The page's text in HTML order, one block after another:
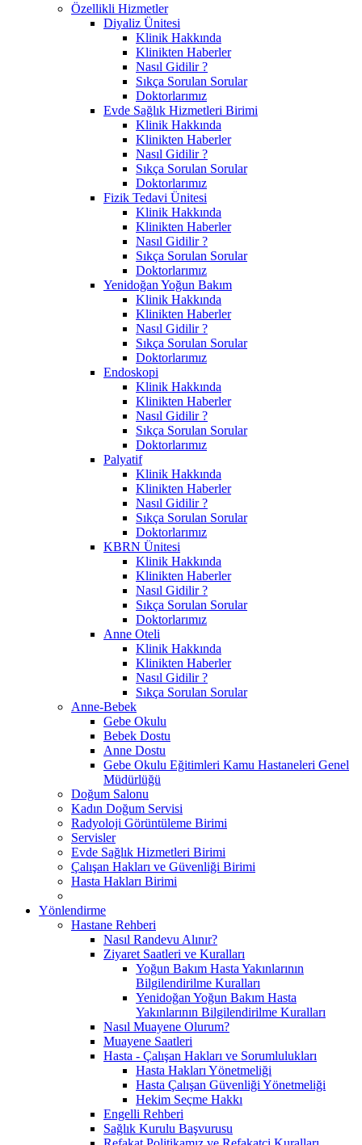
Özellikli Hizmetler
Diyaliz Ünitesi
Klinik Hakkında
Klinikten Haberler
Nasıl Gidilir ?
Sıkça Sorulan Sorular
Doktorlarımız
Evde Sağlık Hizmetleri Birimi
Klinik Hakkında
Klinikten Haberler
Nasıl Gidilir ?
Sıkça Sorulan Sorular
Doktorlarımız
Fizik Tedavi Ünitesi
Klinik Hakkında
Klinikten Haberler
Nasıl Gidilir ?
Sıkça Sorulan Sorular
Doktorlarımız
Yenidoğan Yoğun Bakım
Klinik Hakkında
Klinikten Haberler
Nasıl Gidilir ?
Sıkça Sorulan Sorular
Doktorlarımız
Endoskopi
Klinik Hakkında
Klinikten Haberler
Nasıl Gidilir ?
Sıkça Sorulan Sorular
Doktorlarımız
Palyatif
Klinik Hakkında
Klinikten Haberler
Nasıl Gidilir ?
Sıkça Sorulan Sorular
Doktorlarımız
KBRN Ünitesi
Klinik Hakkında
Klinikten Haberler
Nasıl Gidilir ?
Sıkça Sorulan Sorular
Doktorlarımız
Anne Oteli
Klinik Hakkında
Klinikten Haberler
Nasıl Gidilir ?
Sıkça Sorulan Sorular
Anne-Bebek
Gebe Okulu
Bebek Dostu
Anne Dostu
Gebe Okulu Eğitimleri Kamu Hastaneleri Genel
Müdürlüğü
Doğum Salonu
Kadın Doğum Servisi
Radyoloji Görüntüleme Birimi
Servisler
Evde Sağlık Hizmetleri Birimi
Çalışan Hakları ve Güvenliği Birimi
Hasta Hakları Birimi
Yönlendirme
Hastane Rehberi
Nasıl Randevu Alınır?
Ziyaret Saatleri ve Kuralları
Yoğun Bakım Hasta Yakınlarının
Bilgilendirilme Kuralları
Yenidoğan Yoğun Bakım Hasta
Yakınlarının Bilgilendirilme Kuralları
Nasıl Muayene Olurum?
Muayene Saatleri
Hasta - Çalışan Hakları ve Sorumlulukları
Hasta Hakları Yönetmeliği
Hasta Çalışan Güvenliği Yönetmeliği
Hekim Seçme Hakkı
Engelli Rehberi
Sağlık Kurulu Başvurusu